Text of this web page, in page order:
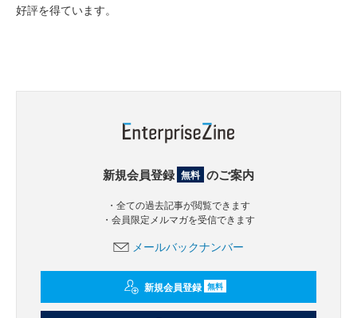
好評を得ています。
新規会員登録 無料 のご案内
・全ての過去記事が閲覧できます
・会員限定メルマガを受信できます
メールバックナンバー
新規会員登録 無料